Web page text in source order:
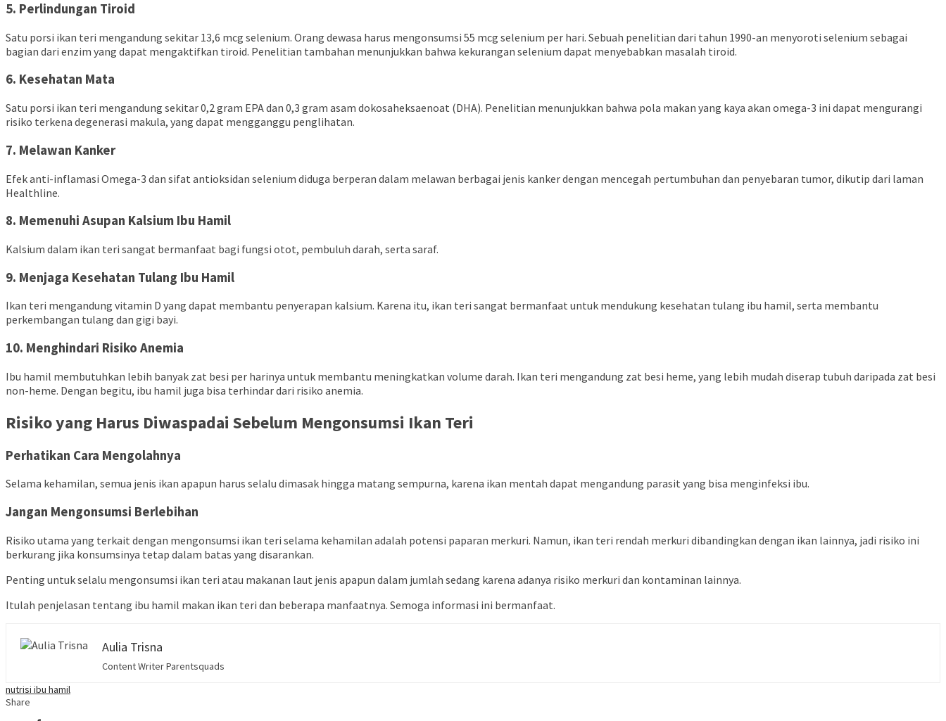
5. Perlindungan Tiroid
Satu porsi ikan teri mengandung sekitar 13,6 mcg selenium. Orang dewasa harus mengonsumsi 55 mcg selenium per hari. Sebuah penelitian dari tahun 1990-an menyoroti selenium sebagai
bagian dari enzim yang dapat mengaktifkan tiroid. Penelitian tambahan menunjukkan bahwa kekurangan selenium dapat menyebabkan masalah tiroid.
6. Kesehatan Mata
Satu porsi ikan teri mengandung sekitar 0,2 gram EPA dan 0,3 gram asam dokosaheksaenoat (DHA). Penelitian menunjukkan bahwa pola makan yang kaya akan omega-3 ini dapat mengurangi
risiko terkena degenerasi makula, yang dapat mengganggu penglihatan.
7. Melawan Kanker
Efek anti-inflamasi Omega-3 dan sifat antioksidan selenium diduga berperan dalam melawan berbagai jenis kanker dengan mencegah pertumbuhan dan penyebaran tumor, dikutip dari laman
Healthline.
8. Memenuhi Asupan Kalsium Ibu Hamil
Kalsium dalam ikan teri sangat bermanfaat bagi fungsi otot, pembuluh darah, serta saraf.
9. Menjaga Kesehatan Tulang Ibu Hamil
Ikan teri mengandung vitamin D yang dapat membantu penyerapan kalsium. Karena itu, ikan teri sangat bermanfaat untuk mendukung kesehatan tulang ibu hamil, serta membantu
perkembangan tulang dan gigi bayi.
10. Menghindari Risiko Anemia
Ibu hamil membutuhkan lebih banyak zat besi per harinya untuk membantu meningkatkan volume darah. Ikan teri mengandung zat besi heme, yang lebih mudah diserap tubuh daripada zat besi
non-heme. Dengan begitu, ibu hamil juga bisa terhindar dari risiko anemia.
Risiko yang Harus Diwaspadai Sebelum Mengonsumsi Ikan Teri
Perhatikan Cara Mengolahnya
Selama kehamilan, semua jenis ikan apapun harus selalu dimasak hingga matang sempurna, karena ikan mentah dapat mengandung parasit yang bisa menginfeksi ibu.
Jangan Mengonsumsi Berlebihan
Risiko utama yang terkait dengan mengonsumsi ikan teri selama kehamilan adalah potensi paparan merkuri. Namun, ikan teri rendah merkuri dibandingkan dengan ikan lainnya, jadi risiko ini
berkurang jika konsumsinya tetap dalam batas yang disarankan.
Penting untuk selalu mengonsumsi ikan teri atau makanan laut jenis apapun dalam jumlah sedang karena adanya risiko merkuri dan kontaminan lainnya.
Itulah penjelasan tentang ibu hamil makan ikan teri dan beberapa manfaatnya. Semoga informasi ini bermanfaat.
Aulia Trisna
Content Writer Parentsquads
nutrisi ibu hamil
Share